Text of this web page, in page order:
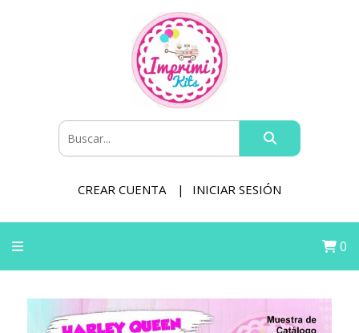
CREAR CUENTA INICIAR SESIÓN
0